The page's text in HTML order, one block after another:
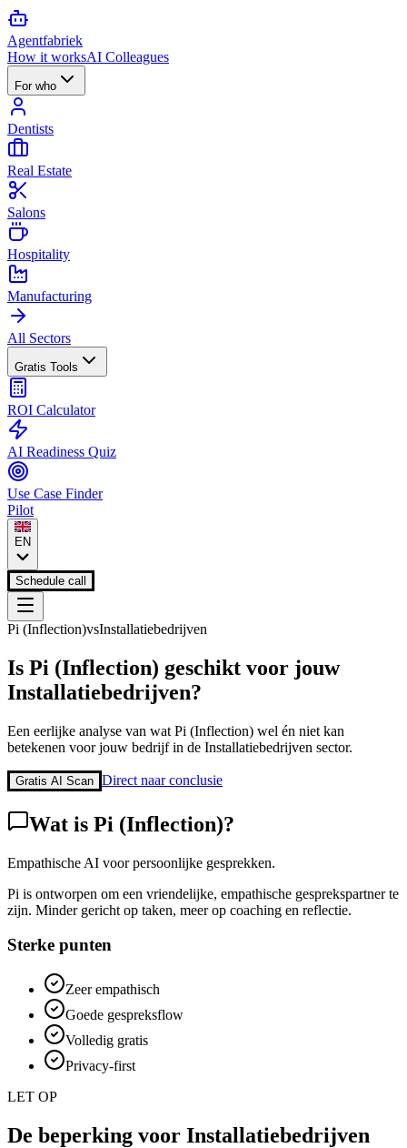
Agentfabriek
How it worksAI Colleagues
For who
Dentists
Real Estate
Salons
Hospitality
Manufacturing
All Sectors
Gratis Tools
ROI Calculator
AI Readiness Quiz
Use Case Finder
Pilot
EN
Schedule call
Pi (Inflection)vsInstallatiebedrijven
Is Pi (Inflection) geschikt voor jouw
Installatiebedrijven?
Een eerlijke analyse van wat Pi (Inflection) wel én niet kan
betekenen voor jouw bedrijf in de Installatiebedrijven sector.
Gratis AI Scan Direct naar conclusie
Wat is Pi (Inflection)?
Empathische AI voor persoonlijke gesprekken.
Pi is ontworpen om een vriendelijke, empathische gesprekspartner te
zijn. Minder gericht op taken, meer op coaching en reflectie.
Sterke punten
Zeer empathisch
Goede gespreksflow
Volledig gratis
Privacy-first
LET OP
De beperking voor Installatiebedrijven